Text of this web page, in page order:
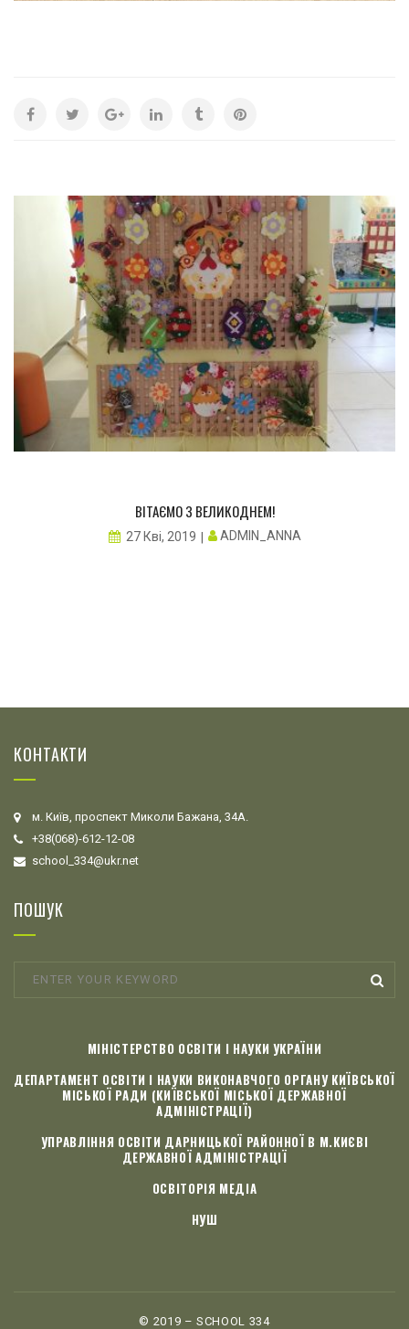
ВІТАЄМО З ВЕЛИКОДНЕМ!
27 Кві, 2019 ADMIN_ANNA
КОНТАКТИ
м. Київ, проспект Миколи Бажана, 34А.
+38(068)-612-12-08
school_334@ukr.net
ПОШУК
МІНІСТЕРСТВО ОСВІТИ І НАУКИ УКРАЇНИ
ДЕПАРТАМЕНТ ОСВІТИ І НАУКИ ВИКОНАВЧОГО ОРГАНУ КИЇВСЬКОЇ
МІСЬКОЇ РАДИ (КИЇВСЬКОЇ МІСЬКОЇ ДЕРЖАВНОЇ
АДМІНІСТРАЦІЇ)
УПРАВЛІННЯ ОСВІТИ ДАРНИЦЬКОЇ РАЙОННОЇ В М.КИЄВІ
ДЕРЖАВНОЇ АДМІНІСТРАЦІЇ
ОСВІТОРІЯ МЕДІА
НУШ
© 2019 – SCHOOL 334